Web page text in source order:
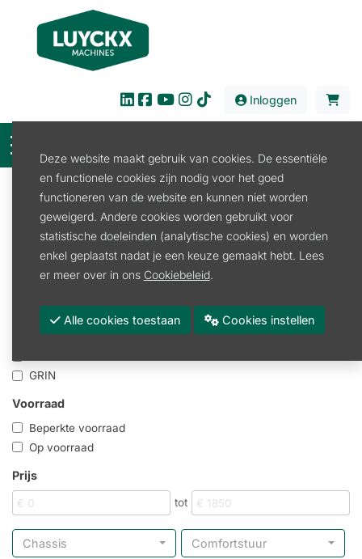
Inloggen
Filter
Verkoop
Grasmaaier
Grasmaaier Elektrisch
Promoties
Merk
GRIN
Voorraad
Beperkte voorraad
Op voorraad
Prijs
tot
Chassis Comfortstuur
Deze website maakt gebruik van cookies. De essentiële
en functionele cookies zijn nodig voor het goed
functioneren van de website en kunnen niet worden
geweigerd. Andere cookies worden gebruikt voor
statistische doeleinden (analytische cookies) en worden
enkel geplaatst nadat je een keuze gemaakt hebt. Lees
er meer over in ons Cookiebeleid.
Alle cookies toestaan Cookies instellen